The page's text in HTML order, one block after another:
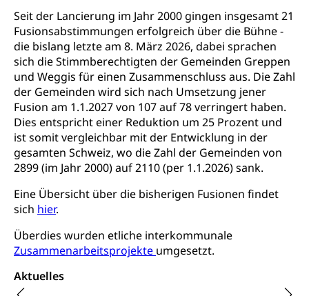
Seit der Lancierung im Jahr 2000 gingen insgesamt 21
Fusionsabstimmungen erfolgreich über die Bühne -
die bislang letzte am 8. März 2026, dabei sprachen
sich die Stimmberechtigten der Gemeinden Greppen
und Weggis für einen Zusammenschluss aus. Die Zahl
der Gemeinden wird sich nach Umsetzung jener
Fusion am 1.1.2027 von 107 auf 78 verringert haben.
Dies entspricht einer Reduktion um 25 Prozent und
ist somit vergleichbar mit der Entwicklung in der
gesamten Schweiz, wo die Zahl der Gemeinden von
2899 (im Jahr 2000) auf 2110 (per 1.1.2026) sank.
Eine Übersicht über die bisherigen Fusionen findet
sich hier.
Überdies wurden etliche interkommunale
Zusammenarbeitsprojekte umgesetzt.
Aktuelles
Beratung & Unterstützung
Neuorientierung
Fachstelle Berufsbildung
BIZ Beratungs- und Informationszentrum
für Bildung und Beruf
Berufsmaturität
Zentrum für Brückenangebote
Fach- & Wirtschafts-Mittelschulzentrum FMZ
Gymnasialbildung, Kantonsschulen
Gymnasien & Fachmittelschulen (beruf.lu.ch)
Studienwahl- und Studienbearatung
Fachklasse Grafik
Gesundheitsmittelschule
Informatikmittelschule
Wirtschaftsmittelschule
Sekundarschule, Schulferien, Tagesschule,
Schulergänzende Betreuung, Logopädie,
Psychomotorik, Schulpsychologie, Schulsozialarbeit,
Heilpädagogik und Sonderschulen
Kantonale Sportcamps
Primarschule
Sekundarschule
Schulpflicht
Förderangebote
Sonderschulung
Musikschulen
Stipendien und Darlehen
Studienbeihilfe, Stipendien, Ausbildungsdarlehen
Stipendien Universität Luzern unilu
Finanzielle Unterstützung für Ausbildung
Pflege HF oder Studium Pflege FH
Fachstelle Stipendien (beruf.lu.ch)
Finanzielle Unterstützung Pädagogische
Universität
Technische Hochschule, Studium,
Hochschulstudium, Universitätsstudium,
universitäre Ausbildung, akademische Ausbildung,
Hochschulbildung, Hochschule, universitäre
Hochschule, Bachelor, Master, Doktorat,
Weiterbildung, Forschung, Entwicklung,
Dienstleistungen, Hochschule Luzern,
Fachhochschule Zentralschweiz, HSLU,
Pädagogische Hochschule Luzern, PH Luzern, UniLU,
swissuniversities (Dachorganisation der Schweizer